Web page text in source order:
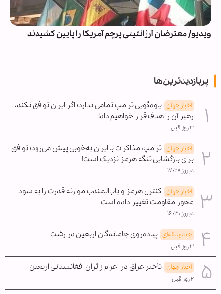
ویدیو/ معترضان آرژانتینی پرچم آمریکا را پایین کشیدند
پربازدیدترین‌ها
اخبار جهان یاوه‌گویی ترامپ تمامی ندارد؛ اگر ایران توافق نکند،
رهبر آن را هدف قرار خواهیم داد!
۳ روز قبل
اخبار جهان ترامپ: مذاکرات با ایران به‌خوبی پیش می‌رود؛ توافق
برای بازگشایی تنگه هرمز نزدیک است!
دیروز ۱۷:۲۸
اخبار جهان کنترل هرمز و باب‌المندب موازنه قدرت را به سود
محور مقاومت تغییر داده است
دیروز ۱۶:۳۰
چندرسانه‌ای پیاده‌روی جاماندگان اربعین در رشت
۳ روز قبل
اخبار جهان تأخیر عراق در اعزام زائران افغانستانی اربعین
۲ روز قبل